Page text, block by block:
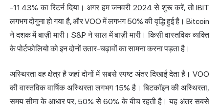
-11.43% का रिटर्न दिया। अगर हम जनवरी 2024 से शुरू करें, तो IBIT
लगभग दोगुना हो गया है, और VOO में लगभग 50% की वृद्धि हुई है। Bitcoin
ने दशक में बाज़ी मारी। S&P ने साल में बाज़ी मारी। किसी वास्तविक व्यक्ति
के पोर्टफोलियो को इन दोनों उतार-चढ़ावों का सामना करना पड़ता है।
अस्थिरता वह क्षेत्र है जहां दोनों में सबसे स्पष्ट अंतर दिखाई देता है। VOO
की वास्तविक वार्षिक अस्थिरता लगभग 15% है। बिटकॉइन की अस्थिरता,
समय सीमा के आधार पर, 50% से 60% के बीच रहती है। यह अंतर सबसे